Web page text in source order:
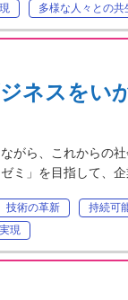
多様な人々との共
ネスをい
がら、これからの
ミ」を目指して、
技術の革新 持続可
現